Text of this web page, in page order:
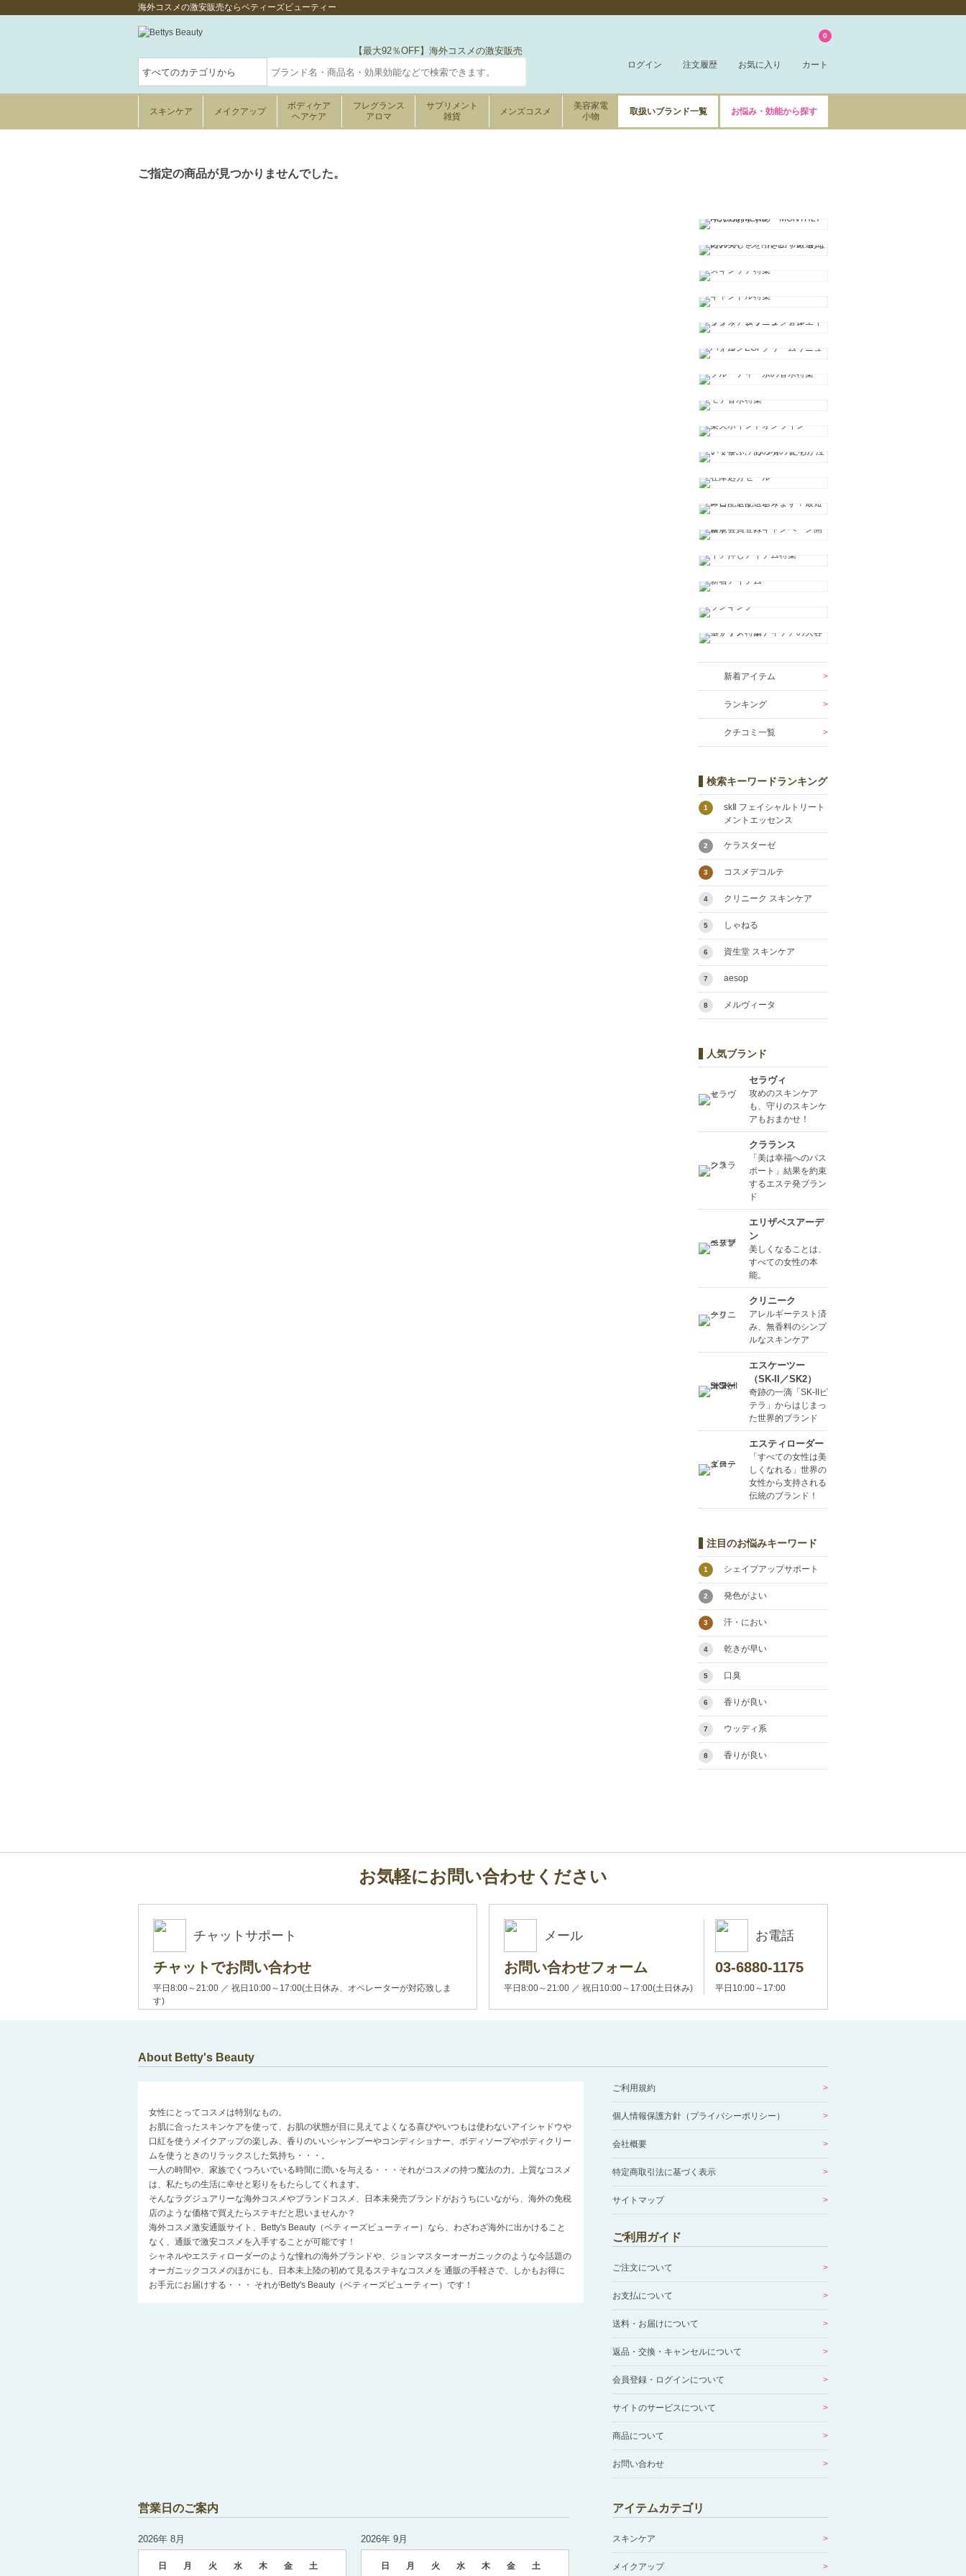
海外コスメの激安販売ならベティーズビューティー
【最大92％OFF】海外コスメの激安販売
ログイン 注文履歴 お気に入り カート
0
スキンケア メイクアップ
ボディケア
ヘアケア
フレグランス
アロマ
サプリメント
雑貨
メンズコスメ
美容家電
小物
取扱いブランド一覧 お悩み・効能から探す
ご指定の商品が見つかりませんでした。
新着アイテム
ランキング
クチコミ一覧
検索キーワードランキング
1
skⅡ フェイシャルトリート
メントエッセンス
2 ケラスターゼ
3 コスメデコルテ
4 クリニーク スキンケア
5 しゃねる
6 資生堂 スキンケア
7 aesop
8 メルヴィータ
人気ブランド
セラヴィ
攻めのスキンケア
も、守りのスキンケ
アもおまかせ！
クラランス
「美は幸福へのパス
ポート」結果を約束
するエステ発ブラン
ド
エリザベスアーデ
ン
美しくなることは、
すべての女性の本
能。
クリニーク
アレルギーテスト済
み、無香料のシンプ
ルなスキンケア
エスケーツー
（SK-II／SK2）
奇跡の一滴「SK-IIピ
テラ」からはじまっ
た世界的ブランド
エスティローダー
「すべての女性は美
しくなれる」世界の
女性から支持される
伝統のブランド！
注目のお悩みキーワード
1 シェイプアップサポート
2 発色がよい
3 汗・におい
4 乾きが早い
5 口臭
6 香りが良い
7 ウッディ系
8 香りが良い
お気軽にお問い合わせください
チャットサポート
チャットでお問い合わせ
平日8:00～21:00 ／ 祝日10:00～17:00(土日休み、オペレーターが対応致しま
す)
メール
お問い合わせフォーム
平日8:00～21:00 ／ 祝日10:00～17:00(土日休み)
お電話
03-6880-1175
平日10:00～17:00
About Betty's Beauty
女性にとってコスメは特別なもの。
お肌に合ったスキンケアを使って、お肌の状態が目に見えてよくなる喜びやいつもは使わないアイシャドウや
口紅を使うメイクアップの楽しみ、香りのいいシャンプーやコンディショナー、ボディソープやボディクリー
ムを使うときのリラックスした気持ち・・・。
一人の時間や、家族でくつろいでいる時間に潤いを与える・・・それがコスメの持つ魔法の力。上質なコスメ
は、私たちの生活に幸せと彩りをもたらしてくれます。
そんなラグジュアリーな海外コスメやブランドコスメ、日本未発売ブランドがおうちにいながら、海外の免税
店のような価格で買えたらステキだと思いませんか？
海外コスメ激安通販サイト、Betty's Beauty（ベティーズビューティー）なら、わざわざ海外に出かけること
なく、通販で激安コスメを入手することが可能です！
シャネルやエスティローダーのような憧れの海外ブランドや、ジョンマスターオーガニックのような今話題の
オーガニックコスメのほかにも、日本未上陸の初めて見るステキなコスメを 通販の手軽さで、しかもお得に
お手元にお届けする・・・ それがBetty's Beauty（ベティーズビューティー）です！
ご利用規約
個人情報保護方針（プライバシーポリシー）
会社概要
特定商取引法に基づく表示
サイトマップ
ご利用ガイド
ご注文について
お支払について
送料・お届けについて
返品・交換・キャンセルについて
会員登録・ログインについて
サイトのサービスについて
商品について
お問い合わせ
営業日のご案内
2026年 8月
日 月 火 水 木 金 土
2026年 9月
日 月 火 水 木 金 土
アイテムカテゴリ
スキンケア
メイクアップ